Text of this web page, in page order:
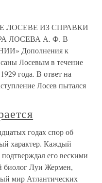
ЛОСЕВЕ ИЗ СПРАВКИ
ЛОСЕВА А. Ф. В
Дополнения к
Лосевым в течение
года. В ответ на
Лосев пытался
годах спор об
характер. Каждый
подтверждал его вескими
биолог Луи Жермен,
мир Атлантических